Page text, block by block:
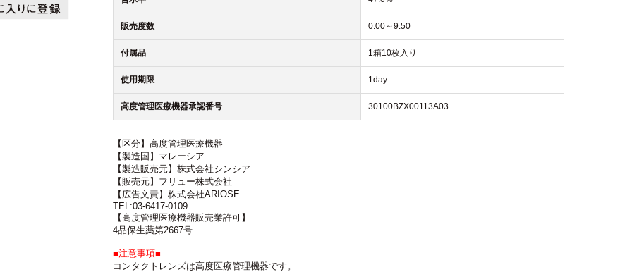
販売度数 0.00～9.50
付属品 1箱10枚入り
使用期限 1day
高度管理医療機器承認番号 30100BZX00113A03
【区分】高度管理医療機器
【製造国】マレーシア
【製造販売元】株式会社シンシア
【販売元】フリュー株式会社
【広告文責】株式会社ARIOSE
TEL:03-6417-0109
【高度管理医療機器販売業許可】
4品保生薬第2667号
■注意事項■
コンタクトレンズは高度医療管理機器です。